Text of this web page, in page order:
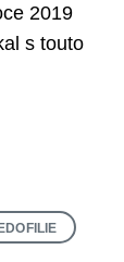
2019
s touto